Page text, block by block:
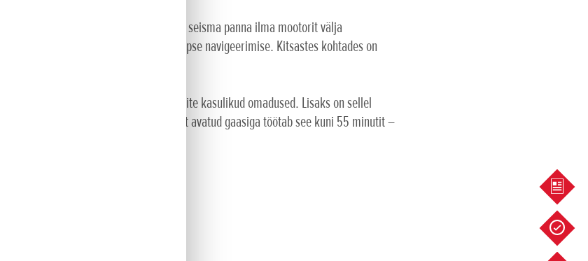
KÜSI
4-taktiline mootor, mistõttu saab paadi seisma panna ilma mootorit välja
aktiveerumist, mis tagab Teile täpse navigeerimise. Kitsastes kohtades on
ajal kõik Honda 4-taktiliste mootorite kasulikud omadused. Lisaks on sellel
eemaldada ja transportida. Täielikult avatud gaasiga töötab see kuni 55 minutit –